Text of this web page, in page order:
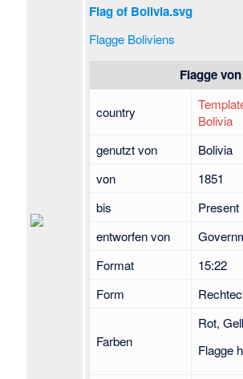
Flag of Bolivia.svg
Flagge Boliviens
Flagge von
country
Bolivia
genutzt von
Bolivia
von
1851
bis
Present
entworfen von
Format
15:22
Form
Farben
Rot,
Flagge